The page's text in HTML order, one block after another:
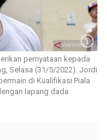
pernyataan kepada
Selasa (31/5/2022). Jordi
di Kualifikasi Piala
lapang dada.